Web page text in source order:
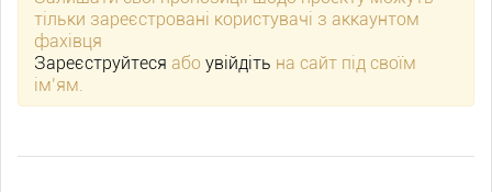
тільки зареєстровані користувачі з аккаунтом
фахівця
Зареєструйтеся або увійдіть на сайт під своїм
ім’ям.